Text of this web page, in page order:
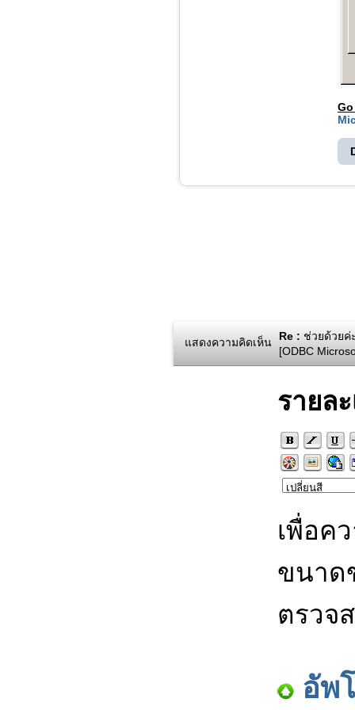
แสดงความคิดเห็น Re : ช่วยด้วยค่
[ODBC
รายล
เพื่อค
ขนาด
ตรวจ
อัพ